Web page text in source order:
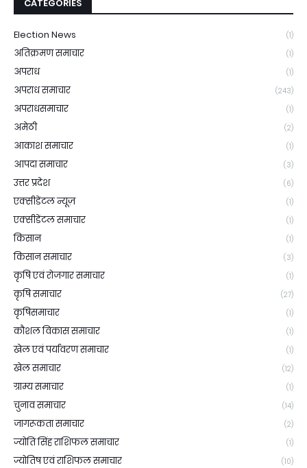
CATEGORIES
Election News (1)
अतिक्रमण समाचार (1)
अपराध (1)
अपराध समाचार (243)
अपराधसमाचार (1)
अमेठी (2)
आकाश समाचार (1)
आपदा समाचार (3)
उत्तर प्रदेश (6)
एक्सीडेंटल न्यूज़ (1)
एक्सीडेंटल समाचार (1)
किसान (1)
किसान समाचार (3)
कृषि एवं रोजगार समाचार (1)
कृषि समाचार (27)
कृषिसमाचार (1)
कौशल विकास समाचार (1)
खेल एवं पर्यावरण समाचार (1)
खेल समाचार (12)
ग्राम्य समाचार (1)
चुनाव समाचार (14)
जागरूकता समाचार (2)
ज्योति सिंह राशिफल समाचार (1)
ज्योतिष एवं राशिफल समाचार (10)